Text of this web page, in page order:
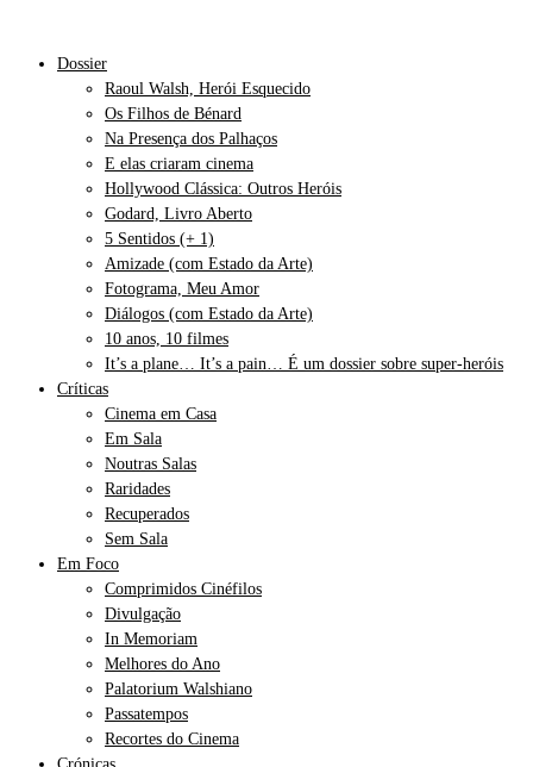
Dossier
Raoul Walsh, Herói Esquecido
Os Filhos de Bénard
Na Presença dos Palhaços
E elas criaram cinema
Hollywood Clássica: Outros Heróis
Godard, Livro Aberto
5 Sentidos (+ 1)
Amizade (com Estado da Arte)
Fotograma, Meu Amor
Diálogos (com Estado da Arte)
10 anos, 10 filmes
It’s a plane… It’s a pain… É um dossier sobre super-heróis
Críticas
Cinema em Casa
Em Sala
Noutras Salas
Raridades
Recuperados
Sem Sala
Em Foco
Comprimidos Cinéfilos
Divulgação
In Memoriam
Melhores do Ano
Palatorium Walshiano
Passatempos
Recortes do Cinema